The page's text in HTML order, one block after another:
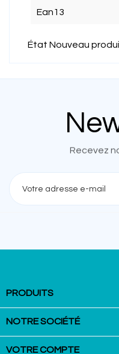
Ean13
État Nouveau
Recevez
PRODUITS
NOTRE SOCIÉTÉ
VOTRE COMPTE